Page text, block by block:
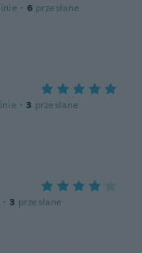
· 6 przesłane
· 3 przesłane
· 3 przesłane